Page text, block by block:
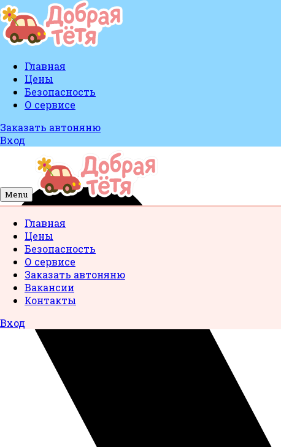
Главная
Цены
Безопасность
О сервисе
Заказать автоняню
Вход
Menu
Главная
Цены
Безопасность
О сервисе
Заказать автоняню
Вакансии
Контакты
Вход